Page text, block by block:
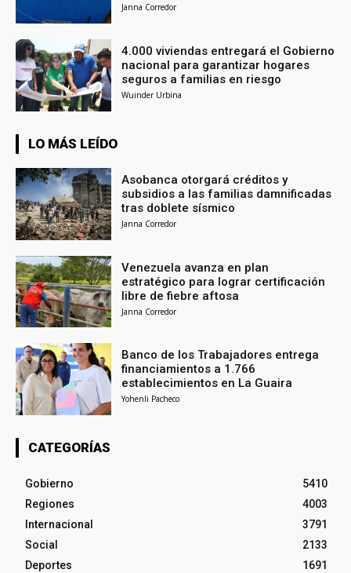
Janna Corredor
4.000 viviendas entregará el Gobierno
nacional para garantizar hogares
seguros a familias en riesgo
Wuinder Urbina
LO MÁS LEÍDO
Asobanca otorgará créditos y
subsidios a las familias damnificadas
tras doblete sísmico
Janna Corredor
Venezuela avanza en plan
estratégico para lograr certificación
libre de fiebre aftosa
Janna Corredor
Banco de los Trabajadores entrega
financiamientos a 1.766
establecimientos en La Guaira
Yohenli Pacheco
CATEGORÍAS
Gobierno
5410
Regiones
4003
Internacional
3791
Social
2133
Deportes
1691